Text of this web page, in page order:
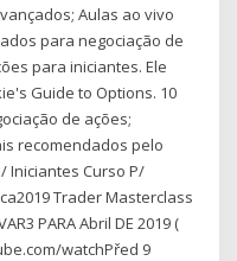
Aulas ao vivo
para negociação de
para iniciantes. Ele
Guide to Options. 10
de ações;
recomendados pelo
Iniciantes Curso P/
Trader Masterclass
PARA Abril DE 2019 (
watchPřed 9